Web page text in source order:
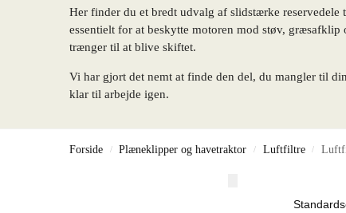
Her finder du et bredt udvalg af slidstærke
essentielt for at beskytte motoren mod støv,
trænger til at blive skiftet.
Vi har gjort det nemt at finde den del, du mangler til
klar til arbejde igen.
Forside / Plæneklipper og havetraktor / Luftfiltre /